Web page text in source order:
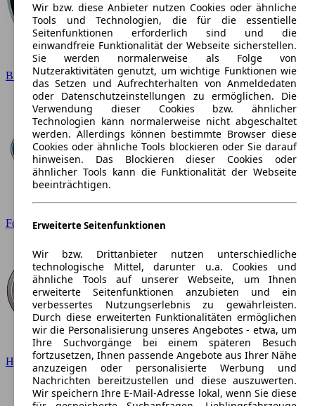
BMW
Ford
Hyundai
Wir bzw. diese Anbieter nutzen Cookies oder ähnliche
Tools und Technologien, die für die essentielle
Seitenfunktionen erforderlich sind und die
einwandfreie Funktionalität der Webseite sicherstellen.
Sie werden normalerweise als Folge von
Nutzeraktivitäten genutzt, um wichtige Funktionen wie
das Setzen und Aufrechterhalten von Anmeldedaten
oder Datenschutzeinstellungen zu ermöglichen. Die
Verwendung dieser Cookies bzw. ähnlicher
Technologien kann normalerweise nicht abgeschaltet
werden. Allerdings können bestimmte Browser diese
Cookies oder ähnliche Tools blockieren oder Sie darauf
hinweisen. Das Blockieren dieser Cookies oder
ähnlicher Tools kann die Funktionalität der Webseite
beeinträchtigen.
Erweiterte Seitenfunktionen
Wir bzw. Drittanbieter nutzen unterschiedliche
technologische Mittel, darunter u.a. Cookies und
ähnliche Tools auf unserer Webseite, um Ihnen
erweiterte Seitenfunktionen anzubieten und ein
verbessertes Nutzungserlebnis zu gewährleisten.
Durch diese erweiterten Funktionalitäten ermöglichen
wir die Personalisierung unseres Angebotes - etwa, um
Ihre Suchvorgänge bei einem späteren Besuch
fortzusetzen, Ihnen passende Angebote aus Ihrer Nähe
anzuzeigen oder personalisierte Werbung und
Nachrichten bereitzustellen und diese auszuwerten.
Wir speichern Ihre E-Mail-Adresse lokal, wenn Sie diese